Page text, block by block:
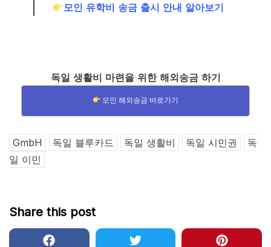
모인 유학비 송금 출시 안내 알아보기
독일 생활비 마련을 위한 해외송금 하기
모인 해외송금 바로가기
GmbH 독일 블루카드 독일 생활비 독일 시민권
독
일 이민
Share this post